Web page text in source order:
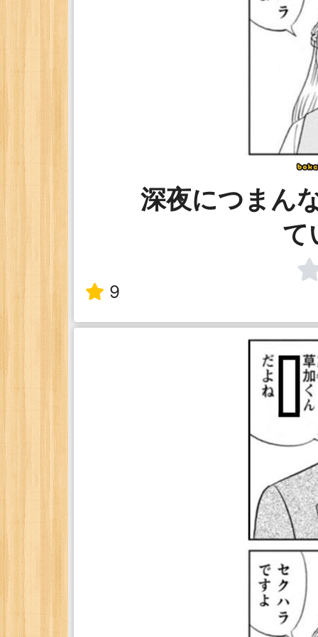
深夜につまん
て
9